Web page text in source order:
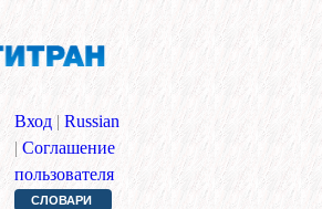
Вход | Russian
| Соглашение
пользователя
СЛОВАРИ